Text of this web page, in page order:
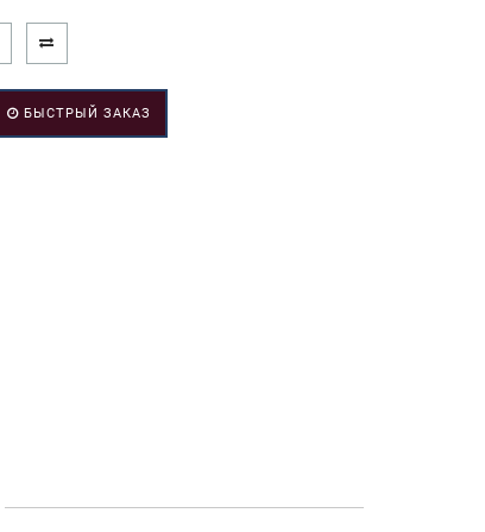
БЫСТРЫЙ ЗАКАЗ